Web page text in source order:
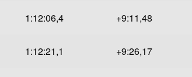
1:12:06,4 +9:11,48
1:12:21,1 +9:26,17